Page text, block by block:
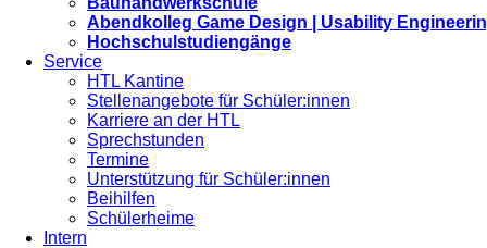
Abendkolleg Game Design | Usability
Hochschulstudiengänge
Service
HTL Kantine
Stellenangebote für Schüler:innen
Karriere an der HTL
Sprechstunden
Termine
Unterstützung für Schüler:innen
Beihilfen
Schülerheime
Intern